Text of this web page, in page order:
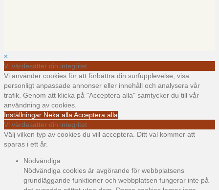
×
Vi värdesätter din integritet
Vi använder cookies för att förbättra din surfupplevelse, visa
personligt anpassade annonser eller innehåll och analysera vår
trafik. Genom att klicka på "Acceptera alla" samtycker du till vår
användning av cookies.
Inställningar Neka alla Acceptera alla
Vi värdesätter din integritet
Välj vilken typ av cookies du vill acceptera. Ditt val kommer att
sparas i ett år.
Nödvändiga
Nödvändiga cookies är avgörande för webbplatsens
grundläggande funktioner och webbplatsen fungerar inte på